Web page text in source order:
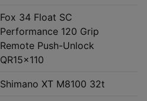
Fox 34 Float SC
Performance 120 Grip
Remote Push-Unlock
QR15x110
Shimano XT M8100 32t